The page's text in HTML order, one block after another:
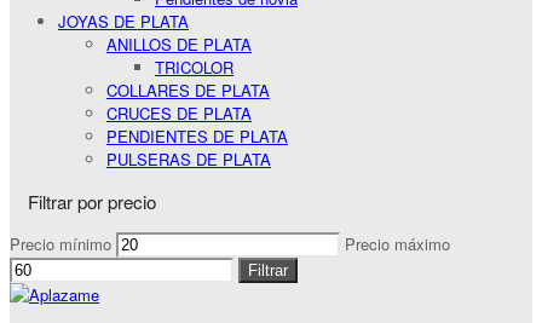
JOYAS DE PLATA
ANILLOS DE PLATA
TRICOLOR
COLLARES DE PLATA
CRUCES DE PLATA
PENDIENTES DE PLATA
PULSERAS DE PLATA
Filtrar por precio
Precio mínimo Precio máximo
Filtrar